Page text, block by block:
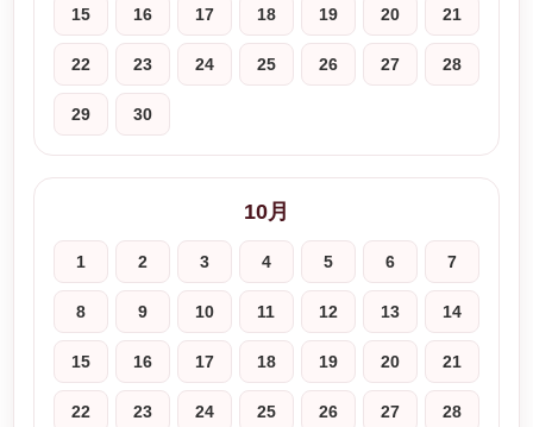
15 16 17 18 19 20 21
22 23 24 25 26 27 28
29 30
10月
1 2 3 4 5 6 7
8 9 10 11 12 13 14
15 16 17 18 19 20 21
22 23 24 25 26 27 28